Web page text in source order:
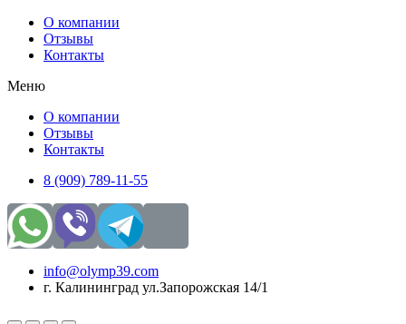
О компании
Отзывы
Контакты
Меню
О компании
Отзывы
Контакты
8 (909) 789-11-55
info@olymp39.com
г. Калининград ул.Запорожская 14/1